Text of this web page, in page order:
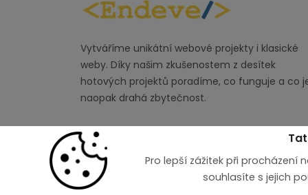
Pro lepší zážitek při procházení
souhlasíte s jejich
Vytváříme unikátní webové projekty i klasické
weby. Díky našim zkušenostem z desítek
hotových projektů poradíme, co funguje a co
naopak drahá zbytečnost.